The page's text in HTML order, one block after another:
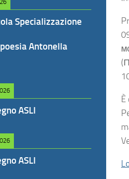
È
Specializzazione
Antonella
ASLI
ASLI